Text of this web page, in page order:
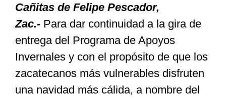
Municipios
Especiales
Nacional
Cañitas de Felipe Pescador,
Zac.- Para dar continuidad a la gira de
entrega del Programa de Apoyos
Invernales y con el propósito de que los
zacatecanos más vulnerables disfruten
una navidad más cálida, a nombre del